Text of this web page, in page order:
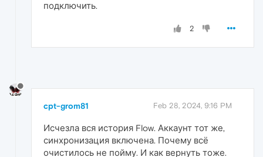
подключить.
2
cpt-grom81 Feb 28, 2024, 9:16 PM
Исчезла вся история Flow. Аккаунт тот же,
синхронизация включена. Почему всё
очистилось не пойму. И как вернуть тоже.